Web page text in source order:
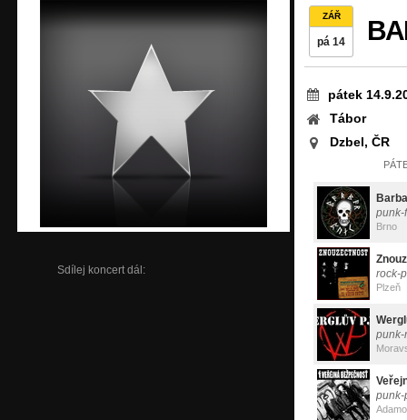
Sdílej koncert dál:
ZÁŘ
pá 14
pátek
Tábor
Dzbel, ČR
punk-
Brno
rock-
Plzeň
punk-
punk-